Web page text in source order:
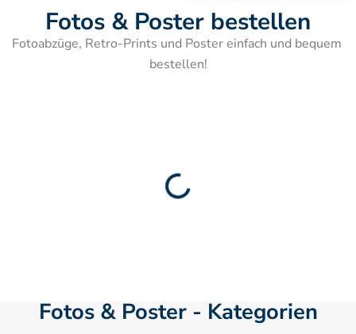
Fotos & Poster bestellen
Fotoabzüge, Retro-Prints und Poster einfach und bequem
bestellen!
Fotos & Poster - Kategorien